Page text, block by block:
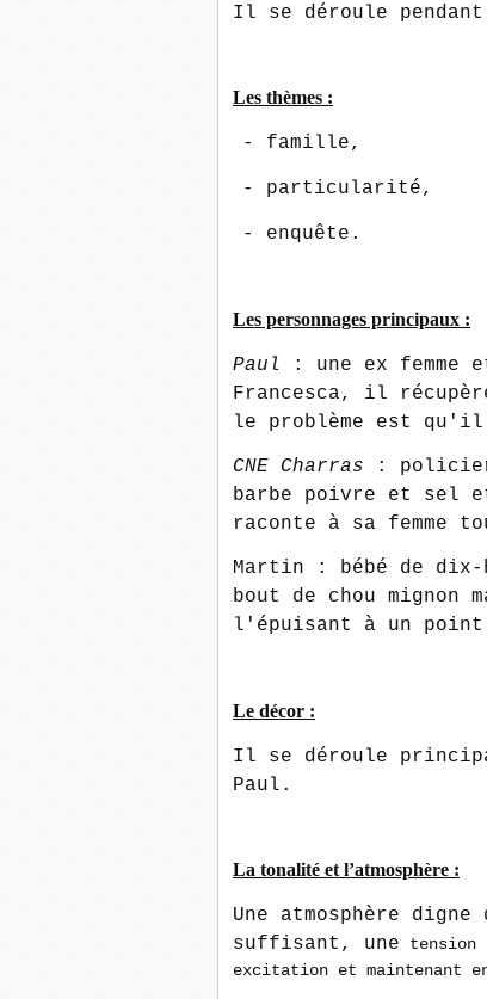
Il se déroule
Les thèmes :
- famille,
- particularité,
- enquête.
Les personnages principaux :
Paul
: une ex femme
Francesca, il
le problème est
CNE Charras
:
barbe poivre et sel
raconte à sa femme
Martin : bébé de
bout de chou
l'épuisant à un point
Le décor :
Il se déroule
Paul.
La tonalité et l’atmosphère :
Une atmosphère
suffisant,
une tension
excitation et maintenant